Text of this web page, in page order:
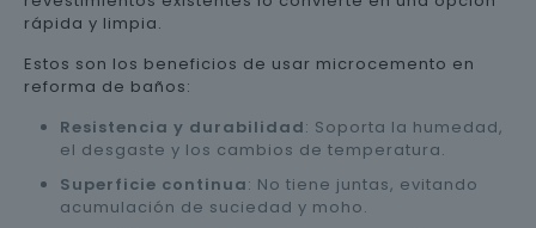
rápida y limpia.
Estos son los beneficios de usar microcemento en
reforma de baños:
Resistencia y durabilidad: Soporta la humedad,
el desgaste y los cambios de temperatura.
Superficie continua: No tiene juntas, evitando
acumulación de suciedad y moho.